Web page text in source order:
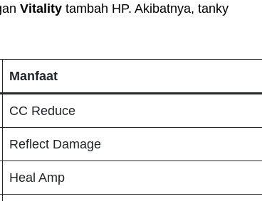
Vitality tambah HP. Akibatnya, tanky
Manfaat
CC Reduce
Reflect Damage
Heal Amp